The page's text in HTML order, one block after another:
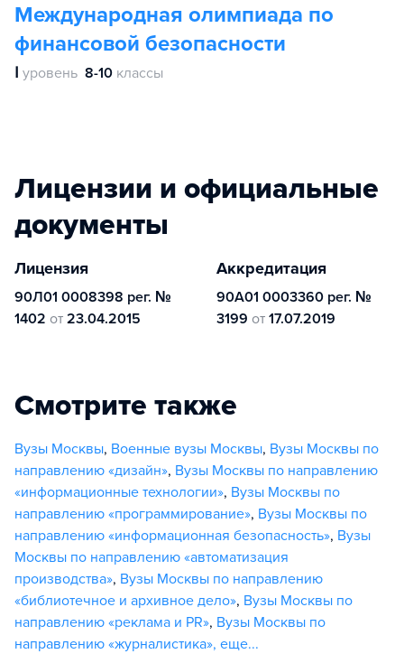
Международная олимпиада по
финансовой безопасности
Ⅰ уровень 8-10 классы
Лицензии и официальные
документы
Лицензия
90Л01 0008398 рег. №
1402 от 23.04.2015
Аккредитация
90А01 0003360 рег. №
3199 от 17.07.2019
Смотрите также
Вузы Москвы, Военные вузы Москвы, Вузы Москвы по
направлению «дизайн», Вузы Москвы по направлению
«информационные технологии», Вузы Москвы по
направлению «программирование», Вузы Москвы по
направлению «информационная безопасность», Вузы
Москвы по направлению «автоматизация
производства», Вузы Москвы по направлению
«библиотечное и архивное дело», Вузы Москвы по
направлению «реклама и PR», Вузы Москвы по
направлению «журналистика», еще...